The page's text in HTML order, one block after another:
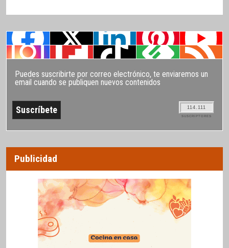
Puedes suscribirte por correo electrónico, te enviaremos un
email cuando se publiquen nuevos contenidos
114.111
SUSCRIPTORES
Publicidad